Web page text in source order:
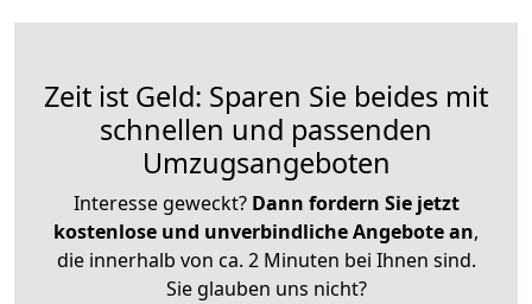
Zeit ist Geld: Sparen Sie beides mit
schnellen und passenden
Umzugsangeboten
Interesse geweckt? Dann fordern Sie jetzt
kostenlose und unverbindliche Angebote an,
die innerhalb von ca. 2 Minuten bei Ihnen sind.
Sie glauben uns nicht?